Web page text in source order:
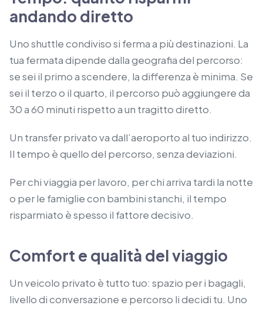
andando diretto
Uno shuttle condiviso si ferma a più destinazioni. La
tua fermata dipende dalla geografia del percorso:
se sei il primo a scendere, la differenza è minima. Se
sei il terzo o il quarto, il percorso può aggiungere da
30 a 60 minuti rispetto a un tragitto diretto.
Un transfer privato va dall’aeroporto al tuo indirizzo.
Il tempo è quello del percorso, senza deviazioni.
Per chi viaggia per lavoro, per chi arriva tardi la notte
o per le famiglie con bambini stanchi, il tempo
risparmiato è spesso il fattore decisivo.
Comfort e qualità del viaggio
Un veicolo privato è tutto tuo: spazio per i bagagli,
livello di conversazione e percorso li decidi tu. Uno